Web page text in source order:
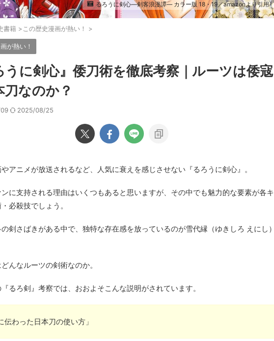
るろうに剣心―剣客浪漫譚― カラー版 18・19／amazonより引用
書籍 >この歴史漫画が熱い！ >
が熱い！
うに剣心』倭刀術を徹底考察｜ルーツは倭寇
刀なのか？
2025/08/25
アニメが放送されるなど、人気に衰えを感じさせない『るろうに剣心』。
に支持される理由はいくつもあると思いますが、その中でも魅力的な要素が各キ
必殺技でしょう。
剣さばきがある中で、独特な存在感を放っているのが雪代縁（ゆきしろ えにし）
んなルーツの剣術なのか。
るろ剣』考察では、おおよそこんな説明がされています。
伝わった日本刀の使い方」